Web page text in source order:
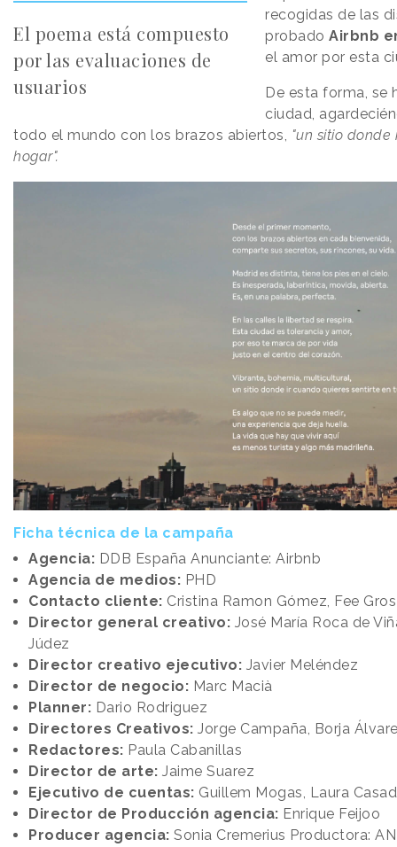
El poema está compuesto
por las evaluaciones de
usuarios
recogidas de las
probado Airbnb
el amor por esta
De esta forma, se
ciudad,
todo el mundo con los brazos abiertos, "un sitio donde
hogar".
Ficha técnica de la campaña
Agencia: DDB España Anunciante: Airbnb
Agencia de medios: PHD
Contacto cliente: Cristina Ramon Gómez, Fee Gros
Director general creativo: José María Roca de
Júdez
Director creativo ejecutivo: Javier Meléndez
Director de negocio: Marc Macià
Planner: Dario Rodriguez
Directores Creativos: Jorge Campaña, Borja
Redactores: Paula Cabanillas
Director de arte: Jaime Suarez
Ejecutivo de cuentas: Guillem Mogas, Laura
Director de Producción agencia: Enrique Feijoo
Producer agencia: Sonia Cremerius Productora: